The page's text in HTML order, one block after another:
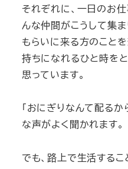
それぞれに、一日のお
んな仲間がこうして集ま
もらいに来る方のこと
持ちになれるひと時を
思っています。
「おにぎりなんて配るか
な声がよく聞かれます。
でも、路上で生活するこ